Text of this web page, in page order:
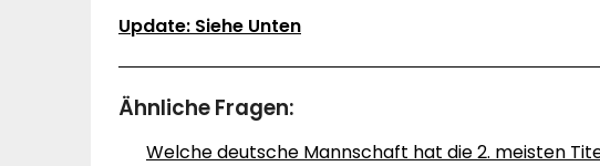
Update: Siehe Unten
Ähnliche Fragen:
Welche deutsche Mannschaft hat die 2. meisten